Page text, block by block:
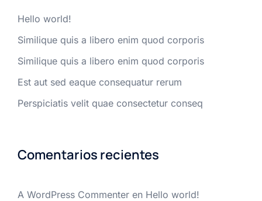
Hello world!
Similique quis a libero enim quod corporis
Similique quis a libero enim quod corporis
Est aut sed eaque consequatur rerum
Perspiciatis velit quae consectetur conseq
Comentarios recientes
A WordPress Commenter en Hello world!